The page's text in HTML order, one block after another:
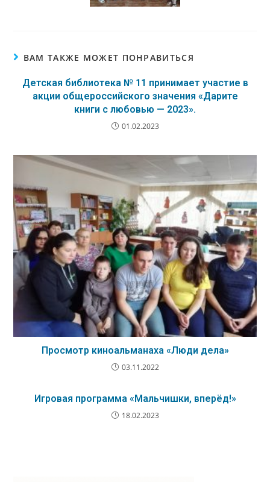
ВАМ ТАКЖЕ МОЖЕТ ПОНРАВИТЬСЯ
Детская библиотека № 11 принимает участие в
акции общероссийского значения «Дарите
книги с любовью — 2023».
01.02.2023
Просмотр киноальманаха «Люди дела»
03.11.2022
Игровая программа «Мальчишки, вперёд!»
18.02.2023